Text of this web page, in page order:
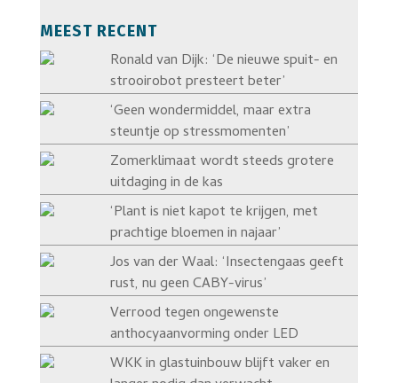
MEEST RECENT
Ronald van Dijk: ‘De nieuwe spuit- en
strooirobot presteert beter’
‘Geen wondermiddel, maar extra
steuntje op stressmomenten’
Zomerklimaat wordt steeds grotere
uitdaging in de kas
‘Plant is niet kapot te krijgen, met
prachtige bloemen in najaar’
Jos van der Waal: ‘Insectengaas geeft
rust, nu geen CABY-virus’
Verrood tegen ongewenste
anthocyaanvorming onder LED
WKK in glastuinbouw blijft vaker en